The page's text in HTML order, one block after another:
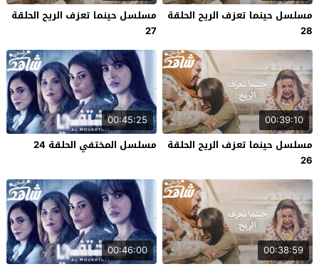
مسلسل حينما تعزف الريح الحلقة
28
مسلسل حينما تعزف الريح الحلقة
27
00:39:10
مسلسل حينما تعزف الريح الحلقة
26
00:45:25
مسلسل المختفي الحلقة 24
00:38:59
00:46:00